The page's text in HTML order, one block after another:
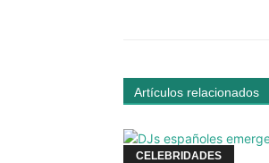
Artículos relacionados
CELEBRIDADES